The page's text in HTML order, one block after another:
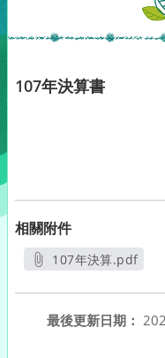
107年決算書
相關附件
107年決算.pdf
最後更新日期：